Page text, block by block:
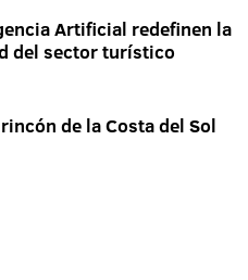
Artificial redefinen la
del sector turístico
de la Costa del Sol